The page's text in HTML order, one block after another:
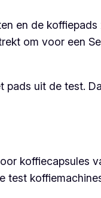
en de
om voor een
uit de test.
koffiecapsules
test